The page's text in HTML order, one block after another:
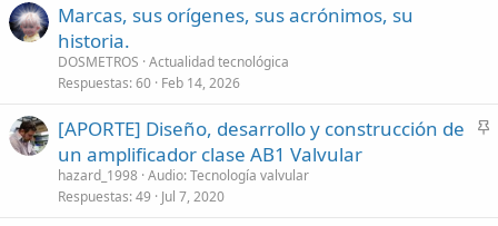
Marcas, sus orígenes, sus acrónimos, su
historia.
DOSMETROS Actualidad tecnológica
Respuestas 60 Feb 14, 2026
A
[APORTE] Diseño, desarrollo y construcción de
un amplificador clase AB1 Valvular
hazard_1998 Audio: Tecnología valvular
Respuestas 49 Jul 7, 2020